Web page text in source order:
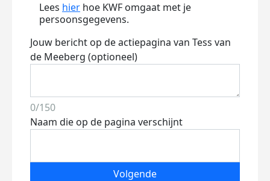
Lees hier hoe KWF omgaat met je
persoonsgegevens.
Jouw bericht op de actiepagina van Tess van
de Meeberg (optioneel)
0/150
Naam die op de pagina verschijnt
Volgende